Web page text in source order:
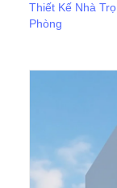
Thiết Kế Nhà
Phòng